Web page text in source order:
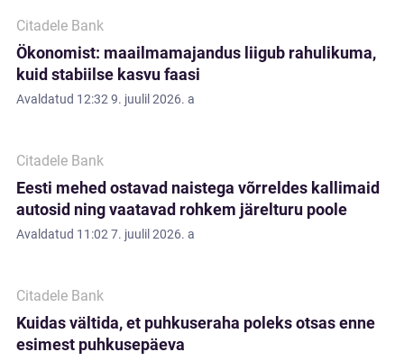
Citadele Bank
Ökonomist: maailmamajandus liigub rahulikuma,
kuid stabiilse kasvu faasi
Avaldatud 12:32 9. juulil 2026. a
Citadele Bank
Eesti mehed ostavad naistega võrreldes kallimaid
autosid ning vaatavad rohkem järelturu poole
Avaldatud 11:02 7. juulil 2026. a
Citadele Bank
Kuidas vältida, et puhkuseraha poleks otsas enne
esimest puhkusepäeva